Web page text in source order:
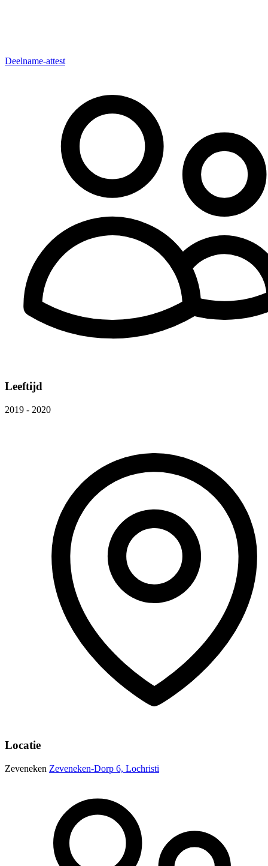
Deelname-attest
Leeftijd
2019 - 2020
Locatie
Zeveneken Zeveneken-Dorp 6, Lochristi